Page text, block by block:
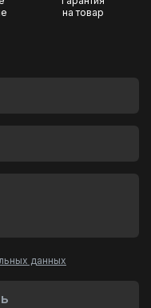
на товар
данных